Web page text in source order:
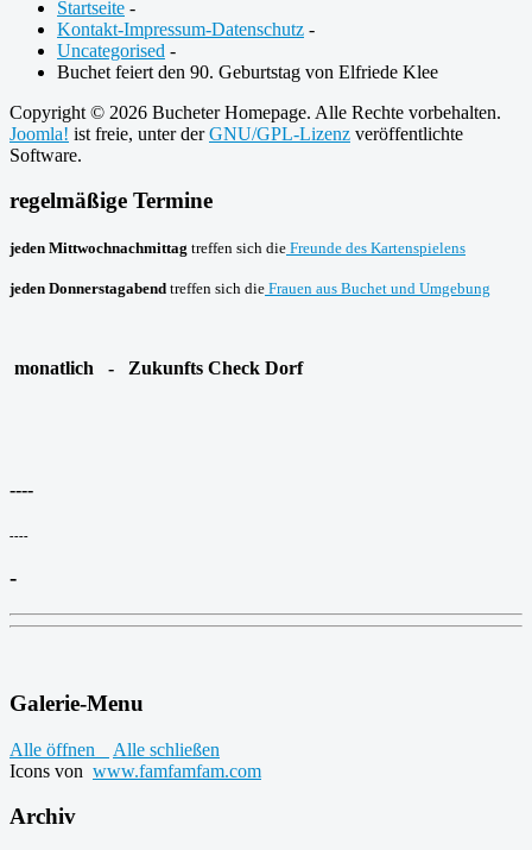
Startseite -
Kontakt-Impressum-Datenschutz -
Uncategorised -
Buchet feiert den 90. Geburtstag von Elfriede Klee
Copyright © 2026 Bucheter Homepage. Alle Rechte vorbehalten.
Joomla! ist freie, unter derGNU/GPL-Lizenz veröffentlichte
Software.
regelmäßige Termine
jeden Mittwochnachmittag treffen sich die Freunde des Kartenspielens
jeden Donnerstagabend treffen sich die Frauen aus Buchet und Umgebung
monatlich - Zukunfts Check Dorf
----
----
-
Galerie-Menu
Alle öffnen
Alle schließen
Icons von www.famfamfam.com
Archiv